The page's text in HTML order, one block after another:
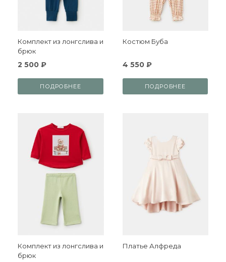
Комплект из лонгслива и
брюк
2 500 ₽
ПОДРОБНЕЕ
Костюм Буба
4 550 ₽
ПОДРОБНЕЕ
Комплект из лонгслива и
брюк
Платье Алфреда